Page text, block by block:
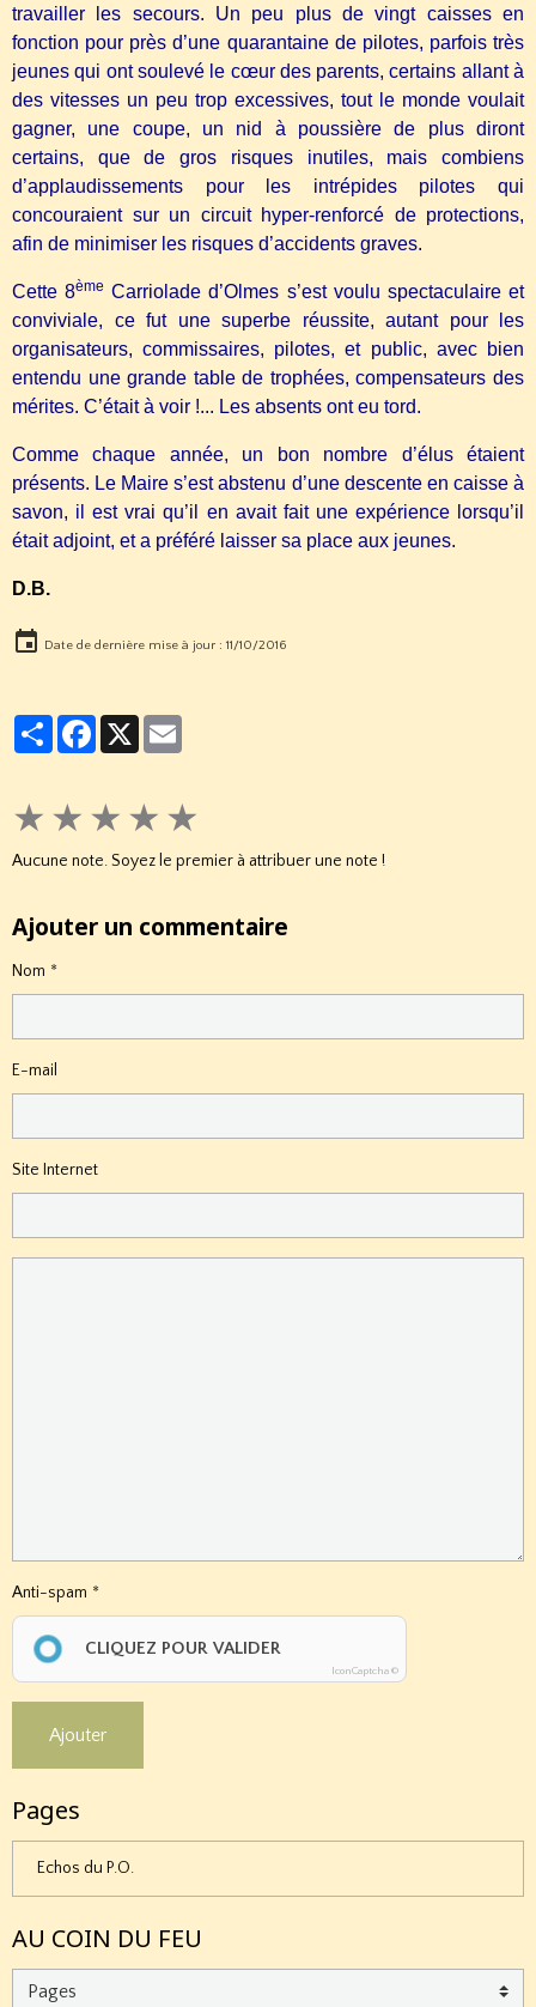
travailler les secours. Un peu plus de vingt caisses en
fonction pour près d’une quarantaine de pilotes, parfois très
jeunes qui ont soulevé le cœur des parents, certains allant à
des vitesses un peu trop excessives, tout le monde voulait
gagner, une coupe, un nid à poussière de plus diront
certains, que de gros risques inutiles, mais combiens
d’applaudissements pour les intrépides pilotes qui
concouraient sur un circuit hyper-renforcé de protections,
afin de minimiser les risques d’accidents graves.
Cette 8ème Carriolade d’Olmes s’est voulu spectaculaire et
conviviale, ce fut une superbe réussite, autant pour les
organisateurs, commissaires, pilotes, et public, avec bien
entendu une grande table de trophées, compensateurs des
mérites. C’était à voir !... Les absents ont eu tord.
Comme chaque année, un bon nombre d’élus étaient
présents. Le Maire s’est abstenu d’une descente en caisse à
savon, il est vrai qu’il en avait fait une expérience lorsqu’il
était adjoint, et a préféré laisser sa place aux jeunes.
D.B.
Date de dernière mise à jour : 11/10/2016
PartagerFacebook
X
★ ★ ★ ★ ★
Aucune note. Soyez le premier à attribuer une note !
Ajouter un commentaire
Nom
E-mail
Site Internet
Anti-spam
CLIQUEZ POUR VALIDER
IconCaptcha ©
Ajouter
Pages
Echos du P.O.
AU COIN DU FEU